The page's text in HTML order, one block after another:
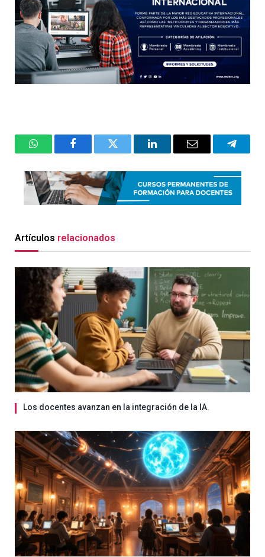
WhatsAppFacebookTwitter LinkedInEmail
Artículos relacionados
Los docentes avanzan en la integración de la IA.